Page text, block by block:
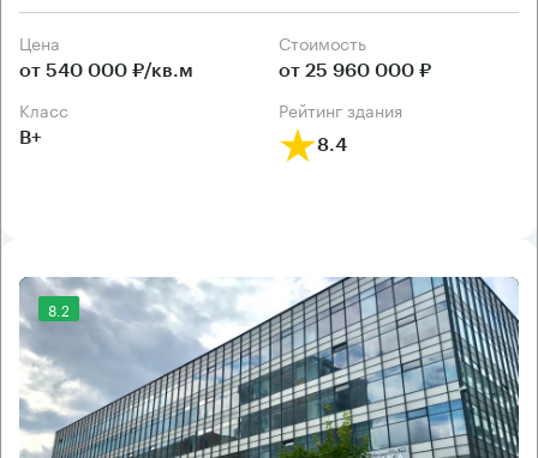
Цена
от 540 000 ₽/кв.м
Cтоимость
от 25 960 000 ₽
класс
B+
рейтинг здания
8.4
8.2